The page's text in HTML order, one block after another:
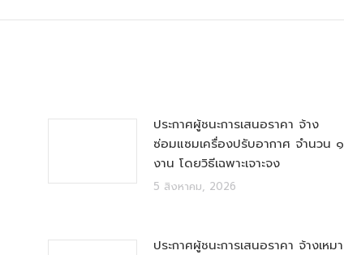
ประกาศผู้ชนะการเสนอราคา จ้าง
ซ่อมแซมเครื่องปรับอากาศ จำนวน ๑
งาน โดยวิธีเฉพาะเจาะจง
5 สิงหาคม, 2026
ประกาศผู้ชนะการเสนอราคา จ้างเหมา